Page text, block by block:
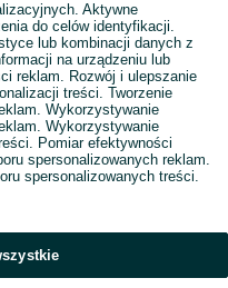
Aktywne
do celów identyfikacji.
lub kombinacji danych z
na urządzeniu lub
reklam. Rozwój i ulepszanie
treści. Tworzenie
Wykorzystywanie
Wykorzystywanie
Pomiar efektywności
spersonalizowanych reklam.
spersonalizowanych treści.